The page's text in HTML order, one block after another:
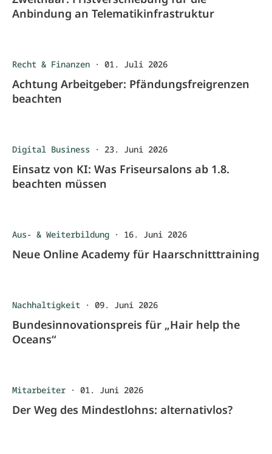
Anbindung an Telematikinfrastruktur
Recht & Finanzen · 01. Juli 2026
Achtung Arbeitgeber: Pfändungsfreigrenzen
beachten
Digital Business · 23. Juni 2026
Einsatz von KI: Was Friseursalons ab 1.8.
beachten müssen
Aus- & Weiterbildung · 16. Juni 2026
Neue Online Academy für Haarschnitttraining
Nachhaltigkeit · 09. Juni 2026
Bundesinnovationspreis für „Hair help the
Oceans“
Mitarbeiter · 01. Juni 2026
Der Weg des Mindestlohns: alternativlos?